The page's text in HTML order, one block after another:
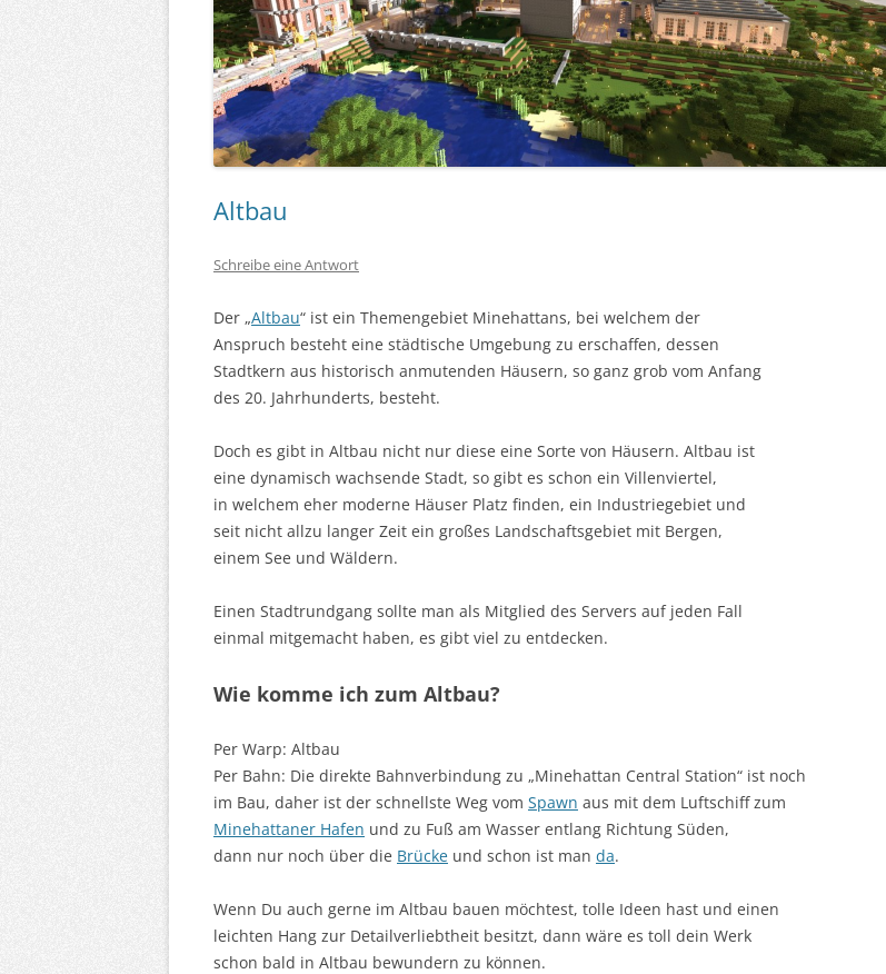
Altbau
Schreibe eine Antwort
Der „Altbau“ ist ein Themengebiet Minehattans, bei welchem der
Anspruch besteht eine städtische Umgebung zu erschaffen, dessen
Stadtkern aus historisch anmutenden Häusern, so ganz grob vom Anfang
des 20. Jahrhunderts, besteht.
Doch es gibt in Altbau nicht nur diese eine Sorte von Häusern. Altbau ist
eine dynamisch wachsende Stadt, so gibt es schon ein Villenviertel,
in welchem eher moderne Häuser Platz finden, ein Industriegebiet und
seit nicht allzu langer Zeit ein großes Landschaftsgebiet mit Bergen,
einem See und Wäldern.
Einen Stadtrundgang sollte man als Mitglied des Servers auf jeden Fall
einmal mitgemacht haben, es gibt viel zu entdecken.
Wie komme ich zum Altbau?
Per Warp: Altbau
Per Bahn: Die direkte Bahnverbindung zu „Minehattan Central Station“ ist noch
im Bau, daher ist der schnellste Weg vom Spawn aus mit dem Luftschiff zum
Minehattaner Hafen und zu Fuß am Wasser entlang Richtung Süden,
dann nur noch über die Brücke und schon ist man da.
Wenn Du auch gerne im Altbau bauen möchtest, tolle Ideen hast und einen
leichten Hang zur Detailverliebtheit besitzt, dann wäre es toll dein Werk
schon bald in Altbau bewundern zu können.